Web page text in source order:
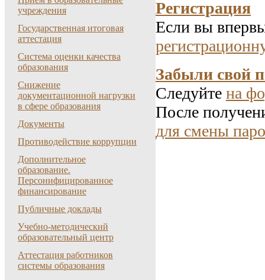
учреждения
Государственная итоговая
аттестация
Система оценки качества
образования
Снижение
документационной нагрузки
в сфере образования
Документы
Противодействие коррупции
Дополнительное
образование.
Персонифицированное
финансирование
Публичные доклады
Учебно-методический
образовательный центр
Аттестация работников
системы образования
Регистрация
Если вы
Забыли свой
Следуйте на
После
для смены